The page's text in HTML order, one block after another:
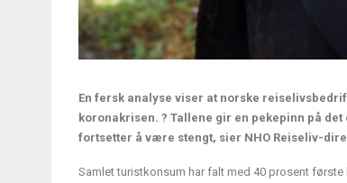
En fersk analyse viser at norske
koronakrisen. ? Tallene gir en pekepinn på
fortsetter å være stengt, sier NHO Reiseliv-
Samlet turistkonsum har falt med 40 prosent